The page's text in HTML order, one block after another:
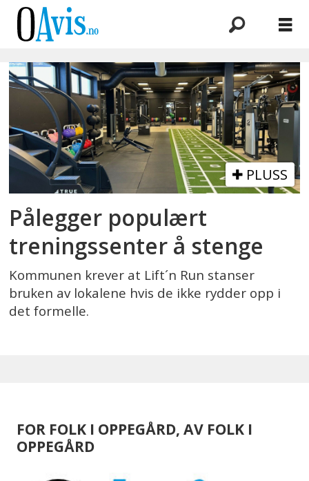
Emne:
liftn
run
PLUSS
Pålegger populært
treningssenter å stenge
Kommunen krever at Lift´n Run stanser
bruken av lokalene hvis de ikke rydder opp i
det formelle.
FOR FOLK I OPPEGÅRD, AV FOLK I
OPPEGÅRD